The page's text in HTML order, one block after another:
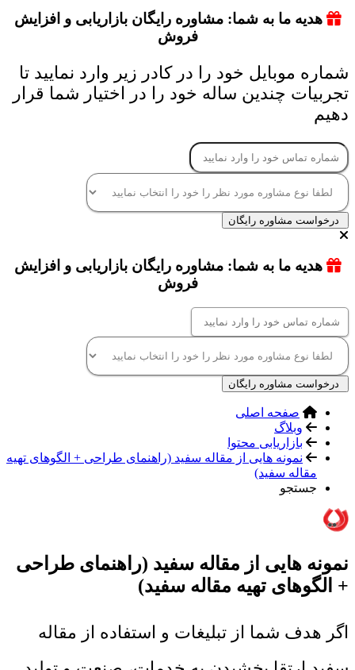
هدیه ما به شما: مشاوره رایگان بازاریابی و افزایش
فروش
شماره موبایل خود را در کادر زیر وارد نمایید تا
تجربیات چندین ساله خود را در اختیار شما قرار
دهیم
درخواست مشاوره رایگان
هدیه ما به شما: مشاوره رایگان بازاریابی و افزایش
فروش
درخواست مشاوره رایگان
صفحه اصلی
وبلاگ
بازاریابی محتوا
نمونه هایی از مقاله سفید (راهنمای طراحی + الگوهای تهیه
مقاله سفید)
جستجو
نمونه هایی از مقاله سفید (راهنمای طراحی
+ الگوهای تهیه مقاله سفید)
اگر هدف شما از تبلیغات و استفاده از مقاله